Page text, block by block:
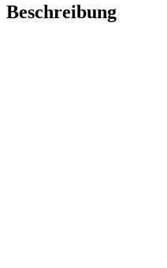
Beschreibung